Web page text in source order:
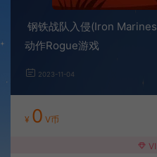
钢铁战队入侵(Iron
动作Rogue游戏
2023-11-04
¥ 0 V币